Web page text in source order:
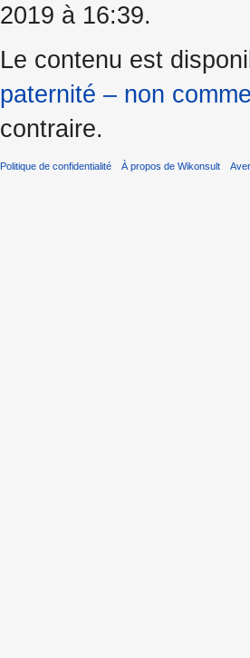
2019 à 16:39.
Le contenu est
paternité – non
contraire.
Politique de confidentialité À propos de Wikonsult